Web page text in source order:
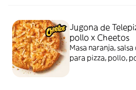
Jugona de
pollo x Cheetos
Masa naranja,
para pizza, pollo,